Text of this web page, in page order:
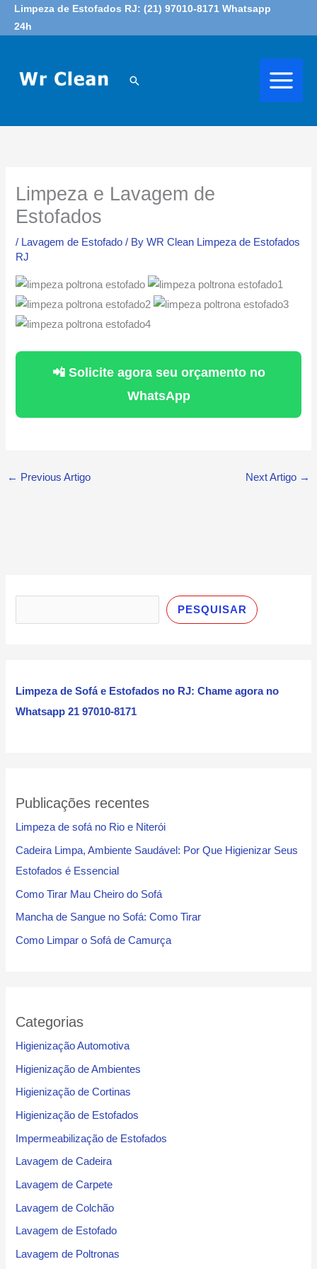
SkipLimpeza de Estofados RJ: (21) 97010-8171 Whatsapp
24h
Search
Limpeza e Lavagem de
Estofados
/ Lavagem de Estofado / ByWR Clean Limpeza de Estofados
RJ
📲 Solicite agora seu orçamento no
WhatsApp
← Previous Artigo Next Artigo →
s
i
s
PESQUISAR
Limpeza de Sofá e Estofados no RJ: Chame agora no
Whatsapp 21 97010-8171
Publicações recentes
Limpeza de sofá no Rio e Niterói
Cadeira Limpa, Ambiente Saudável: Por Que Higienizar Seus
Estofados é Essencial
Como Tirar Mau Cheiro do Sofá
Mancha de Sangue no Sofá: Como Tirar
Como Limpar o Sofá de Camurça
Categorias
Higienização Automotiva
Higienização de Ambientes
Higienização de Cortinas
Higienização de Estofados
Impermeabilização de Estofados
Lavagem de Cadeira
Lavagem de Carpete
Lavagem de Colchão
Lavagem de Estofado
Lavagem de Poltronas